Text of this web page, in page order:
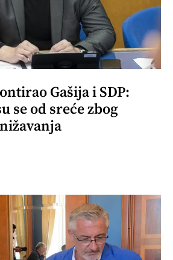
Gašija i SDP:
se od sreće zbog